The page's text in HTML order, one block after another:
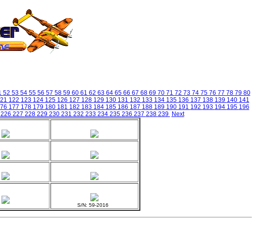
52 53 54 55 56 57 58 59 60 61 62 63 64 65 66 67 68 69 70 71 72 73 74 75 76 77 78 79 80
122 123 124 125 126 127 128 129 130 131 132 133 134 135 136 137 138 139 140 141
177 178 179 180 181 182 183 184 185 186 187 188 189 190 191 192 193 194 195 196
226 227 228 229 230 231 232 233 234 235 236 237 238 239 Next
S/N: 59-2016